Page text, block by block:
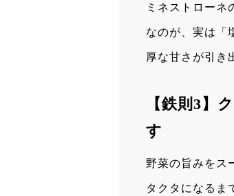
ミネストローネ
なのが、実は「
厚な甘さが引き
【鉄則3】
す
野菜の旨みをス
タクタになるま